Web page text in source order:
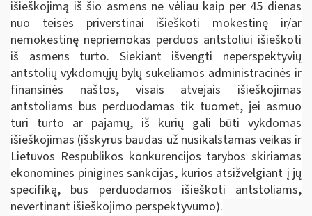
išieškojimą iš šio asmens ne vėliau kaip per 45 dienas
nuo teisės priverstinai išieškoti mokestinę ir/ar
nemokestinę nepriemokas perduos antstoliui išieškoti
iš asmens turto. Siekiant išvengti neperspektyvių
antstolių vykdomųjų bylų sukeliamos administracinės ir
finansinės naštos, visais atvejais išieškojimas
antstoliams bus perduodamas tik tuomet, jei asmuo
turi turto ar pajamų, iš kurių gali būti vykdomas
išieškojimas (išskyrus baudas už nusikalstamas veikas ir
Lietuvos Respublikos konkurencijos tarybos skiriamas
ekonomines pinigines sankcijas, kurios atsižvelgiant į jų
specifiką, bus perduodamos išieškoti antstoliams,
nevertinant išieškojimo perspektyvumo).